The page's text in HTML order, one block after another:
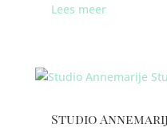
Lees meer
Studio